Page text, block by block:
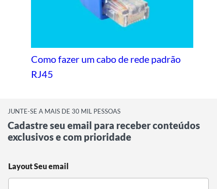
Como fazer um cabo de rede padrão
RJ45
JUNTE-SE A MAIS DE 30 MIL PESSOAS
Cadastre seu email para receber conteúdos
exclusivos e com prioridade
Layout Seu email